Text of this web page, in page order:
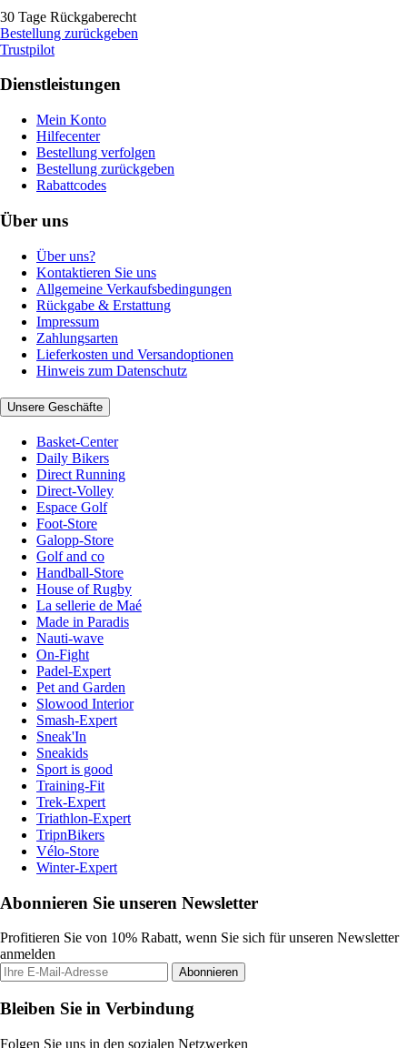
30 Tage Rückgaberecht
Bestellung zurückgeben
Trustpilot
Dienstleistungen
Mein Konto
Hilfecenter
Bestellung verfolgen
Bestellung zurückgeben
Rabattcodes
Über uns
Über uns?
Kontaktieren Sie uns
Allgemeine Verkaufsbedingungen
Rückgabe & Erstattung
Impressum
Zahlungsarten
Lieferkosten und Versandoptionen
Hinweis zum Datenschutz
Unsere Geschäfte
Basket-Center
Daily Bikers
Direct Running
Direct-Volley
Espace Golf
Foot-Store
Galopp-Store
Golf and co
Handball-Store
House of Rugby
La sellerie de Maé
Made in Paradis
Nauti-wave
On-Fight
Padel-Expert
Pet and Garden
Slowood Interior
Smash-Expert
Sneak'In
Sneakids
Sport is good
Training-Fit
Trek-Expert
Triathlon-Expert
TripnBikers
Vélo-Store
Winter-Expert
Abonnieren Sie unseren Newsletter
Profitieren Sie von 10% Rabatt, wenn Sie sich für unseren Newsletter
anmelden
Abonnieren
Bleiben Sie in Verbindung
Folgen Sie uns in den sozialen Netzwerken